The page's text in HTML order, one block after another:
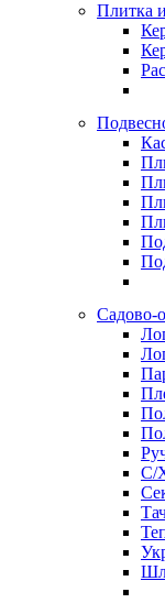
Плитка
Садово-
С/